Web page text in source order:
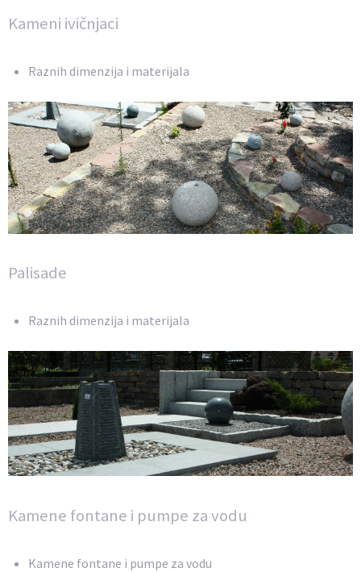
Kameni ivičnjaci
Raznih dimenzija i materijala
Palisade
Raznih dimenzija i materijala
Kamene fontane i pumpe za vodu
Kamene fontane i pumpe za vodu